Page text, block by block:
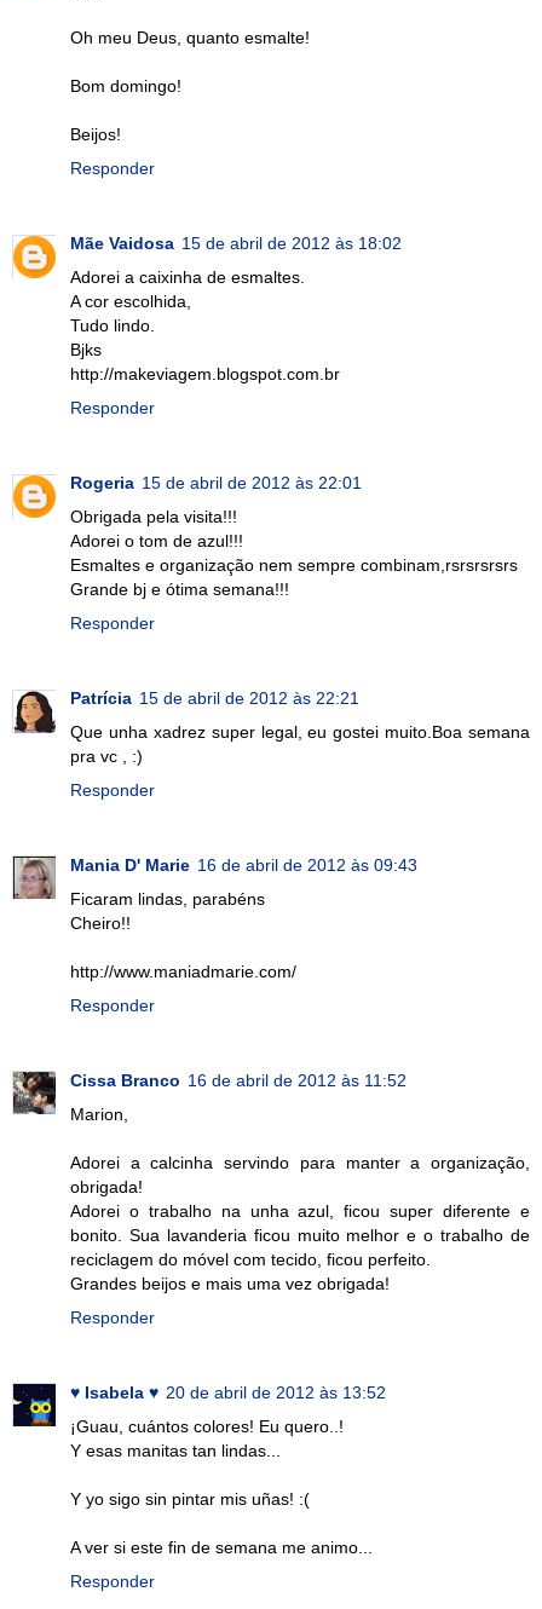
Oh meu Deus, quanto esmalte!
Bom domingo!
Beijos!
Responder
Mãe Vaidosa 15 de abril de 2012 às 18:02
Adorei a caixinha de esmaltes.
A cor escolhida,
Tudo lindo.
Bjks
http://makeviagem.blogspot.com.br
Responder
Rogeria 15 de abril de 2012 às 22:01
Obrigada pela visita!!!
Adorei o tom de azul!!!
Esmaltes e organização nem sempre combinam,rsrsrsrsrs
Grande bj e ótima semana!!!
Responder
Patrícia 15 de abril de 2012 às 22:21
Que unha xadrez super legal, eu gostei muito.Boa semana
pra vc , :)
Responder
Mania D' Marie 16 de abril de 2012 às 09:43
Ficaram lindas, parabéns
Cheiro!!
http://www.maniadmarie.com/
Responder
Cissa Branco 16 de abril de 2012 às 11:52
Marion,
Adorei a calcinha servindo para manter a organização,
obrigada!
Adorei o trabalho na unha azul, ficou super diferente e
bonito. Sua lavanderia ficou muito melhor e o trabalho de
reciclagem do móvel com tecido, ficou perfeito.
Grandes beijos e mais uma vez obrigada!
Responder
♥ Isabela ♥ 20 de abril de 2012 às 13:52
¡Guau, cuántos colores! Eu quero..!
Y esas manitas tan lindas...
Y yo sigo sin pintar mis uñas! :(
A ver si este fin de semana me animo...
Responder